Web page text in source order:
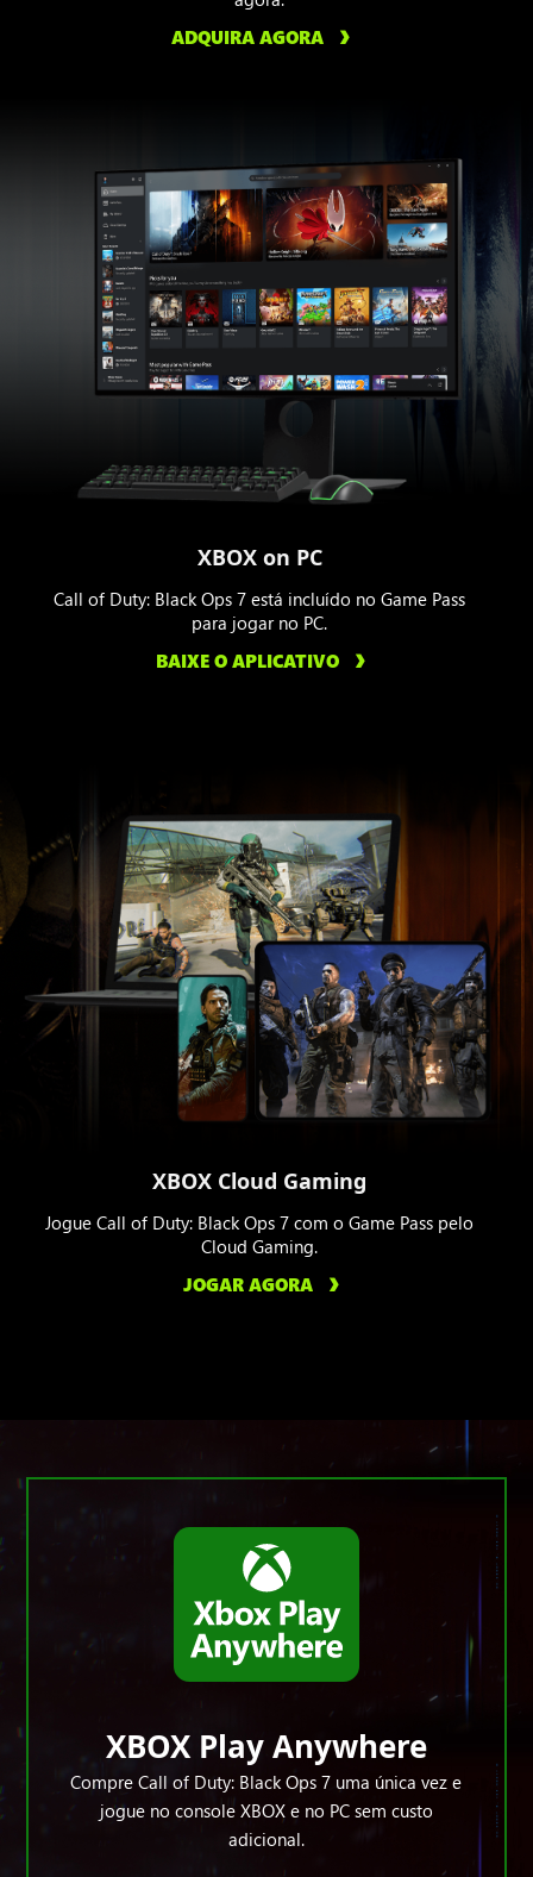
ADQUIRA AGORA
XBOX on PC
Call of Duty: Black Ops 7 está incluído no Game Pass
para jogar no PC.
BAIXE O APLICATIVO
XBOX Cloud Gaming
Jogue Call of Duty: Black Ops 7 com o Game Pass pelo
Cloud Gaming.
JOGAR AGORA
XBOX Play Anywhere
Compre Call of Duty: Black Ops 7 uma única vez e
jogue no console XBOX e no PC sem custo
adicional.